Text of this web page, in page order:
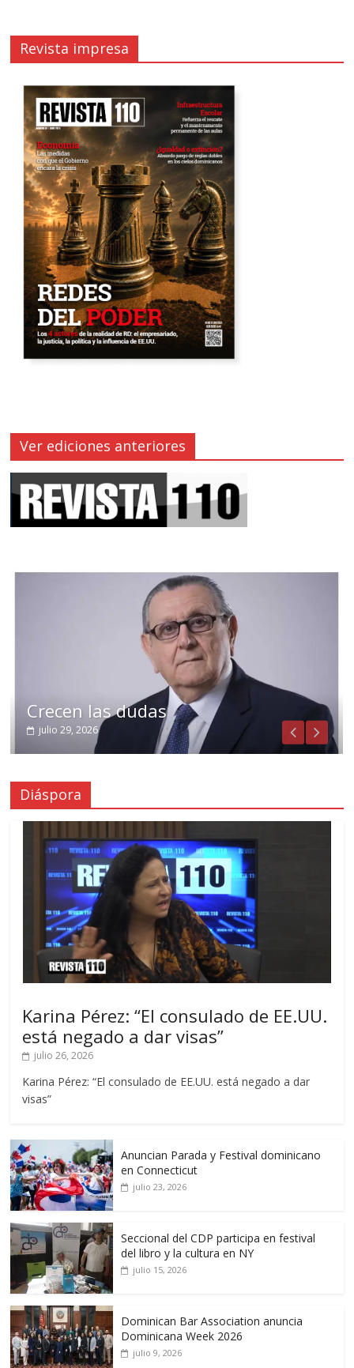
Revista impresa
Ver ediciones anteriores
Crecen las dudas
julio 29, 2026
Diáspora
Karina Pérez: “El consulado de EE.UU.
está negado a dar visas”
julio 26, 2026
Karina Pérez: “El consulado de EE.UU. está negado a dar
visas”
Anuncian Parada y Festival dominicano
en Connecticut
julio 23, 2026
Seccional del CDP participa en festival
del libro y la cultura en NY
julio 15, 2026
Dominican Bar Association anuncia
Dominicana Week 2026
julio 9, 2026